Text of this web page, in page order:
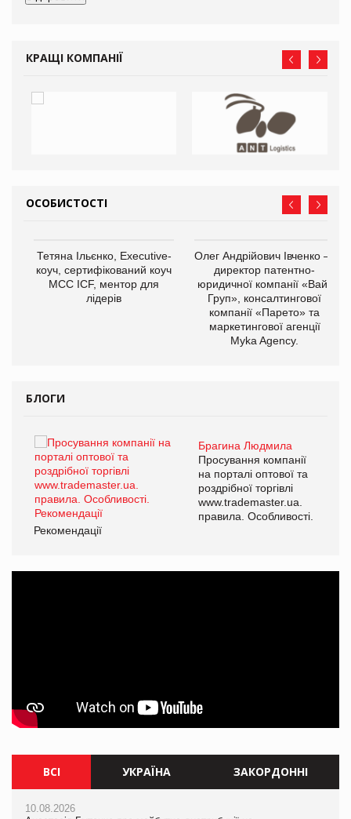
КРАЩІ КОМПАНІЇ
ОСОБИСТОСТІ
Тетяна Ільєнко, Executive-
коуч, сертифікований коуч
МСС ICF, ментор для
лідерів
Олег Андрійович Івченко —
директор патентно-
юридичної компанії «Вайз
Груп», консалтингової
компанії «Парето» та
маркетингової агенції
Myka Agency.
БЛОГИ
Брагина Людмила
Просування компанії
на порталі оптової та
роздрібної торгівлі
www.trademaster.ua.
правила. Особливості.
Рекомендації
ВСІ УКРАЇНА ЗАКОРДОННІ
10.08.2026
10.08.2026
10.08.2026